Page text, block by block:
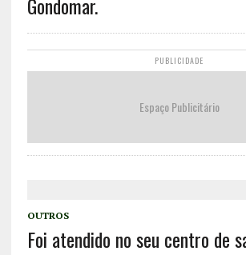
PUBLICIDADE
Espaço Publicitário
OUTROS
Foi atendido no seu centro de